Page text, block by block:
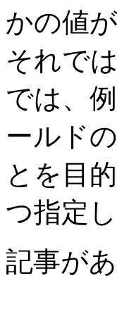
かの値
それで
では、
ールド
とを目
つ指定
記事が